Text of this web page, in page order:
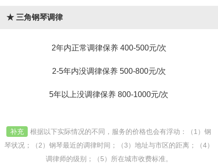
★ 三角钢琴调律
2年内正常调律保养 400-500元/次
2-5年内没调律保养 500-800元/次
5年以上没调律保养 800-1000元/次
补充
根据以下实际情况的不同，服务的价格也会有浮动：（1）钢
琴状况；（2）钢琴最近的调律时间；（3）地址与市区的距离；（4）
调律师的级别；（5）所在城市收费标准。